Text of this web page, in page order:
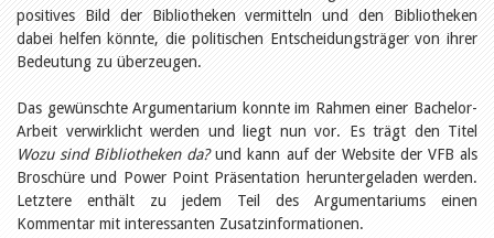
biblioBE nutzen
Qualitätsmanagement
Recht und Politik
Öffentlichkeitsarbeit
Aus aller Welt
Verschiedenes
Lesetipps
Tags
Aus- und Weiterbildung
Veranstaltungen
positives Bild der Bibliotheken vermitteln und den Bibliotheken
dabei helfen könnte, die politischen Entscheidungsträger von ihrer
Bedeutung zu überzeugen.
Das gewünschte Argumentarium konnte im Rahmen einer Bachelor-
Arbeit verwirklicht werden und liegt nun vor. Es trägt den Titel
Wozu sind Bibliotheken da?und kann auf der Website der VFB als
Broschüre und Power Point Präsentation heruntergeladen werden.
Letztere enthält zu jedem Teil des Argumentariums einen
Kommentar mit interessanten Zusatzinformationen.